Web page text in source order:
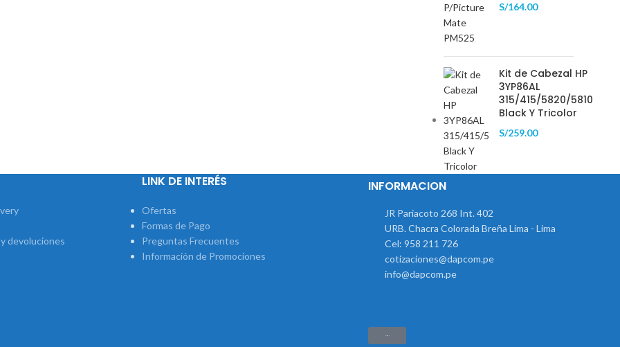
S/164.00
Kit de Cabezal HP
3YP86AL
315/415/5820/5810
Black Y Tricolor
S/259.00
devoluciones
LINK DE INTERÉS
Ofertas
Formas de Pago
Preguntas Frecuentes
Información de Promociones
INFORMACION
JR Pariacoto 268 Int. 402
URB. Chacra Colorada Breña Lima - Lima
Cel: 958 211 726
cotizaciones@dapcom.pe
info@dapcom.pe